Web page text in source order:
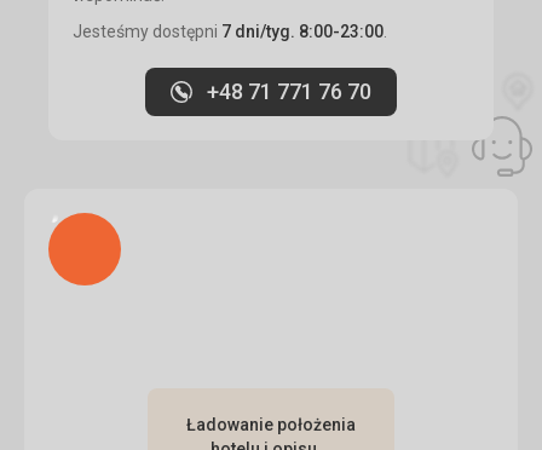
Usługi
Ta recenzja została automatycznie przetłumaczona za
Jesteśmy dostępni 7 dni/tyg. 8:00-23:00
+48 71 771 76 70
Ładuję
Ładowanie położenia